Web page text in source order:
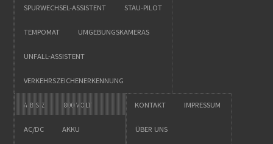
SPURWECHSEL-ASSISTENT STAU-PILOT
TEMPOMAT UMGEBUNGSKAMERAS
UNFALL-ASSISTENT
VERKEHRSZEICHENERKENNUNG
A BIS Z 800 VOLT
AC/DC AKKU
KONTAKT IMPRESSUM
ÜBER UNS